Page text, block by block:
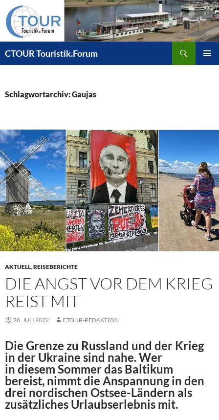
Zum
Inhalt
springen
CTOUR Touristik.Forum
Schlagwortarchiv: Gaujas
AKTUELL,REISEBERICHTE
DIE ANGST VOR DEM KRIEG
REIST MIT
28. JULI 2022 CTOUR-REDAKTION
Die Grenze zu Russland und der Krieg
in der Ukraine sind nahe. Wer
in diesem Sommer das Baltikum
bereist, nimmt die Anspannung in den
drei nordischen Ostsee-Ländern als
zusätzliches Urlaubserlebnis mit.